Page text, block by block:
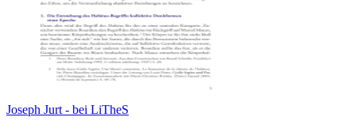
Joseph Jurt - bei LiTheS